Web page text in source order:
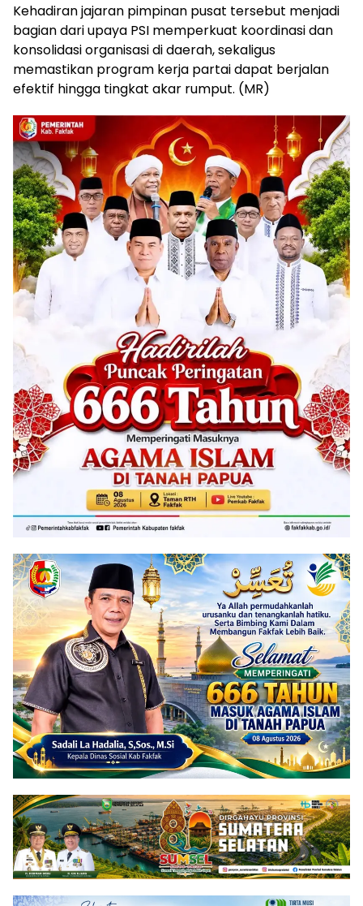
Kehadiran jajaran pimpinan pusat tersebut menjadi
bagian dari upaya PSI memperkuat koordinasi dan
konsolidasi organisasi di daerah, sekaligus
memastikan program kerja partai dapat berjalan
efektif hingga tingkat akar rumput. (MR)